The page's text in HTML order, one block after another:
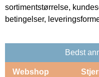
sortimentstørrelse,
betingelser,
Bedst
Webshop